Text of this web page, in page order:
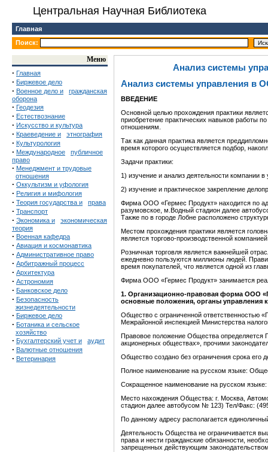
Центральная Научная Библиотека
Главная
Поиск:
Меню
· Главная
· Биржевое дело
· Военное дело и
гражданская
оборона
· Геодезия
· Естествознание
· Искусство и культура
· Краеведение и этнография
· Культурология
· Международное
публичное
право
· Менеджмент и трудовые
отношения
· Оккультизм и уфология
· Религия и мифология
· Теория государства и права
· Транспорт
· Экономика и
экономическая
теория
· Военная кафедра
· Авиация и космонавтика
· Административное право
· Арбитражный процесс
· Архитектура
· Астрономия
· Банковское дело
· Безопасность
жизнедеятельности
· Биржевое дело
· Ботаника и сельское
хозяйство
· Бухгалтерский учет и аудит
· Валютные отношения
· Ветеринария
Анализ системы
Анализ системы управления в
ВВЕДЕНИЕ
Основной целью прохождения практики
приобретение практических навыков работы
отношениям.
Так как данная практика является
время которого осуществляется подбор,
Задачи практики:
1) изучение и анализ деятельности компании
2) изучение и практическое закрепление
Фирма ООО «Гермес Продукт» находится по
разумовское, м.Водный стадион далее
Также по в городе Лобне расположено
Местом прохождения практики является
является торгово-производственной
Розничная торговля является важнейшей
ежедневно пользуются миллионы людей.
время покупателей, что является одной из
Фирма ООО «Гермес Продукт» занимается
1. Организационно-правовая форма ООО
основные положения, органы управления
Общество с ограниченной ответственностью
Межрайонной инспекцией Министерства
Правовое положение Общества
акционерных обществах», прочими
Общество создано без ограничения срока его
Полное наименование на русском языке:
Сокращенное наименование на русском
Место нахождения Общества: г. Москва,
стадион далее автобусом № 123) Тел/Факс:
По данному адресу располагается
Деятельность Общества не ограничивается
права и нести гражданские обязанности,
запрещенных действующим